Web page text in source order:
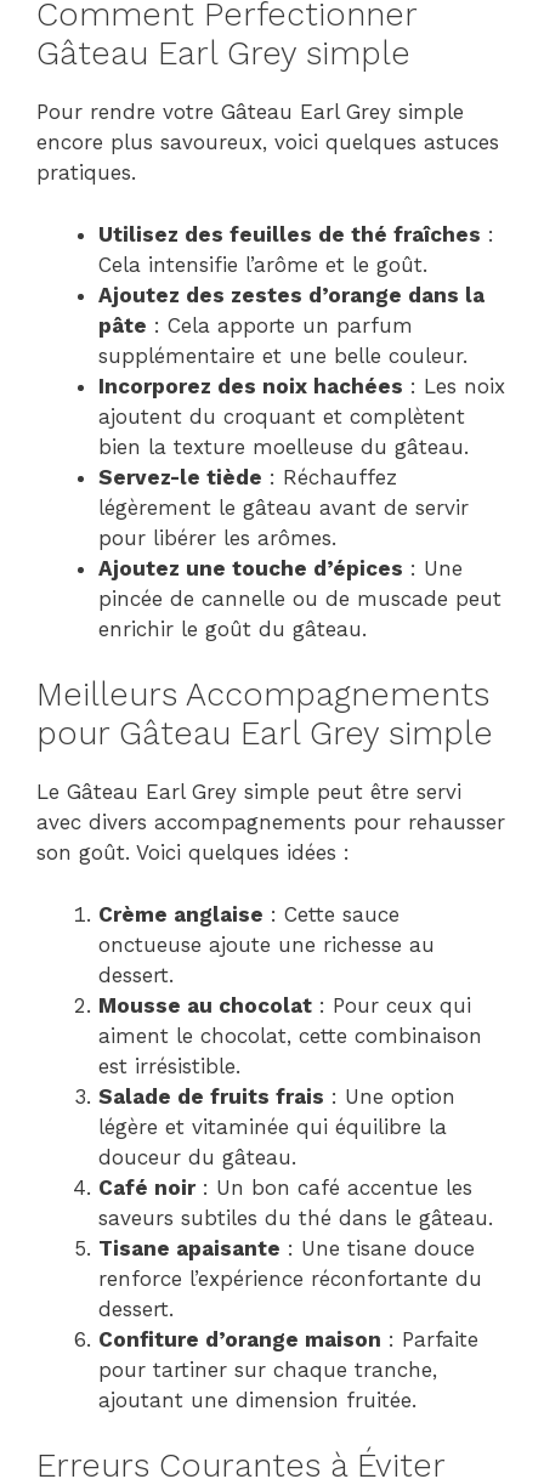
Comment Perfectionner
Gâteau Earl Grey simple
Pour rendre votre Gâteau Earl Grey simple
encore plus savoureux, voici quelques astuces
pratiques.
Utilisez des feuilles de thé fraîches :
Cela intensifie l’arôme et le goût.
Ajoutez des zestes d’orange dans la
pâte : Cela apporte un parfum
supplémentaire et une belle couleur.
Incorporez des noix hachées : Les noix
ajoutent du croquant et complètent
bien la texture moelleuse du gâteau.
Servez-le tiède : Réchauffez
légèrement le gâteau avant de servir
pour libérer les arômes.
Ajoutez une touche d’épices : Une
pincée de cannelle ou de muscade peut
enrichir le goût du gâteau.
Meilleurs Accompagnements
pour Gâteau Earl Grey simple
Le Gâteau Earl Grey simple peut être servi
avec divers accompagnements pour rehausser
son goût. Voici quelques idées :
Crème anglaise : Cette sauce
onctueuse ajoute une richesse au
dessert.
Mousse au chocolat : Pour ceux qui
aiment le chocolat, cette combinaison
est irrésistible.
Salade de fruits frais : Une option
légère et vitaminée qui équilibre la
douceur du gâteau.
Café noir: Un bon café accentue les
saveurs subtiles du thé dans le gâteau.
Tisane apaisante : Une tisane douce
renforce l’expérience réconfortante du
dessert.
Confiture d’orange maison : Parfaite
pour tartiner sur chaque tranche,
ajoutant une dimension fruitée.
Erreurs Courantes à Éviter